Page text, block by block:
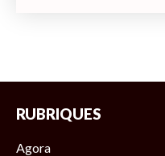
RUBRIQUES
Agora